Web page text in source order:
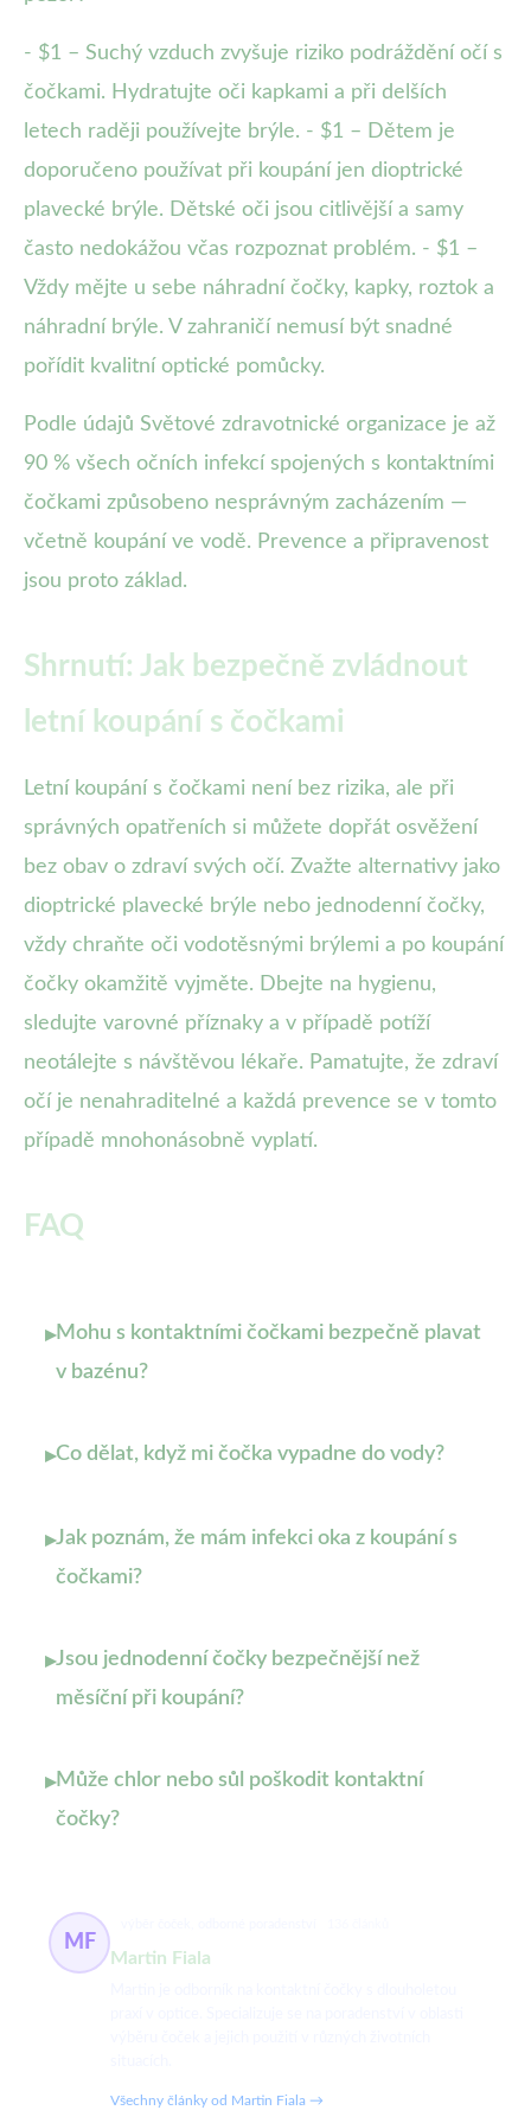
- $1 – Suchý vzduch zvyšuje riziko podráždění očí s
čočkami. Hydratujte oči kapkami a při delších
letech raději používejte brýle. - $1 – Dětem je
doporučeno používat při koupání jen dioptrické
plavecké brýle. Dětské oči jsou citlivější a samy
často nedokážou včas rozpoznat problém. - $1 –
Vždy mějte u sebe náhradní čočky, kapky, roztok a
náhradní brýle. V zahraničí nemusí být snadné
pořídit kvalitní optické pomůcky.
Podle údajů Světové zdravotnické organizace je až
90 % všech očních infekcí spojených s kontaktními
čočkami způsobeno nesprávným zacházením —
včetně koupání ve vodě. Prevence a připravenost
jsou proto základ.
Shrnutí: Jak bezpečně zvládnout
letní koupání s čočkami
Letní koupání s čočkami není bez rizika, ale při
správných opatřeních si můžete dopřát osvěžení
bez obav o zdraví svých očí. Zvažte alternativy jako
dioptrické plavecké brýle nebo jednodenní čočky,
vždy chraňte oči vodotěsnými brýlemi a po koupání
čočky okamžitě vyjměte. Dbejte na hygienu,
sledujte varovné příznaky a v případě potíží
neotálejte s návštěvou lékaře. Pamatujte, že zdraví
očí je nenahraditelné a každá prevence se v tomto
případě mnohonásobně vyplatí.
FAQ
▸Mohu s kontaktními čočkami bezpečně plavat
v bazénu?
▸Co dělat, když mi čočka vypadne do vody?
▸Jak poznám, že mám infekci oka z koupání s
čočkami?
▸Jsou jednodenní čočky bezpečnější než
měsíční při koupání?
▸Může chlor nebo sůl poškodit kontaktní
čočky?
MF
Martin Fiala
Všechny články od Martin Fiala →